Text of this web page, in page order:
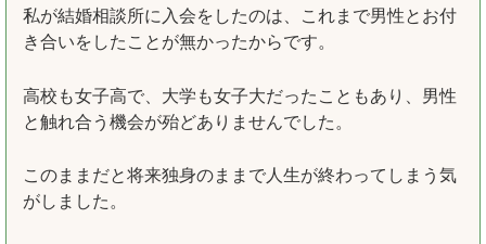
私が結婚相談所に入会をしたのは、これまで男性とお付
き合いをしたことが無かったからです。
高校も女子高で、大学も女子大だったこともあり、男性
と触れ合う機会が殆どありませんでした。
このままだと将来独身のままで人生が終わってしまう気
がしました。